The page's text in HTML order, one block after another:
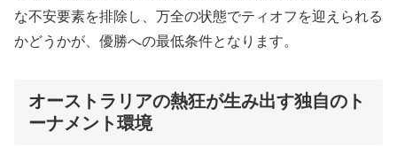
な不安要素を排除し、万全の状態でティオフを迎えられる
かどうかが、優勝への最低条件となります。
オーストラリアの熱狂が生み出す独自のト
ーナメント環境